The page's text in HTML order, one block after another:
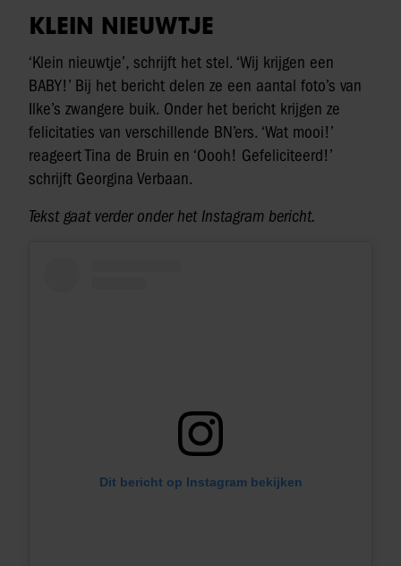
KLEIN NIEUWTJE
‘Klein nieuwtje’, schrijft het stel. ‘Wij krijgen een
BABY!’ Bij het bericht delen ze een aantal foto’s van
Ilke’s zwangere buik. Onder het bericht krijgen ze
felicitaties van verschillende BN’ers. ‘Wat mooi!’
reageert Tina de Bruin en ‘Oooh! Gefeliciteerd!’
schrijft Georgina Verbaan.
Tekst gaat verder onder het Instagram bericht.
Dit bericht op Instagram bekijken